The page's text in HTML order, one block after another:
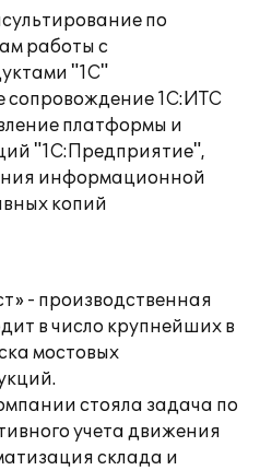
по
работы с
"1С"
сопровождение 1С:ИТС
платформы и
"1С:Предприятие",
информационной
копий
- производственная
в число крупнейших в
мостовых
стояла задача по
учета движения
склада и